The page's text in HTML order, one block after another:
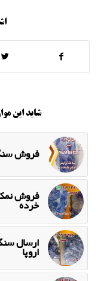
شاید این
فروش
فروش
خرده
ارسال
اروپا